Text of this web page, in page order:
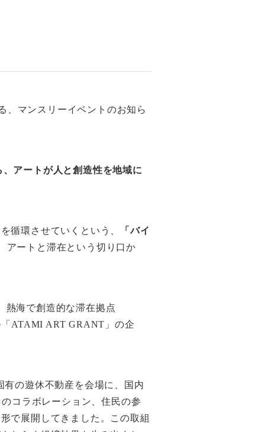
、マンスリーイベントのお知ら
アートが人と創造性を地域に
循環させていくという、
「バイ
アートと滞在という切り口か
熱海で創造的な滞在拠点
ATAMI ART GRANT」の企
の遊休不動産を会場に、国内
コラボレーション、住民の参
で展開してきました。この取組